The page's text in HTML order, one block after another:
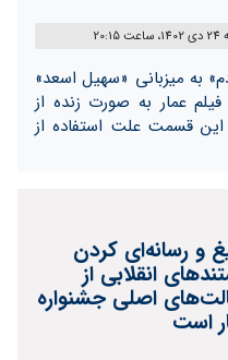
به میزبانی «سهیل اسعد»
عمار به صورت زنده از
قسمت علت استفاده از
و رسانه‌ای کردن
انقلابی از
اصلی جشنواره
است